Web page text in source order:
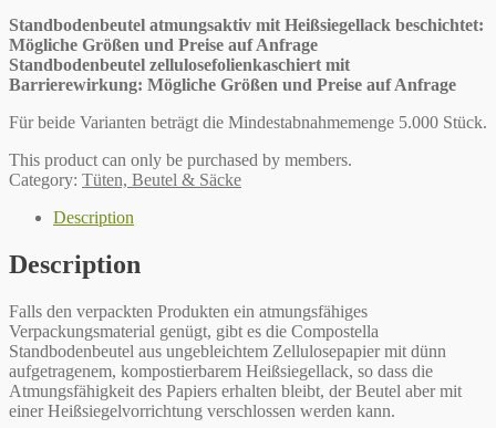
Standbodenbeutel atmungsaktiv mit Heißsiegellack beschichtet:
Mögliche Größen und Preise auf Anfrage
Standbodenbeutel zellulosefolienkaschiert mit
Barrierewirkung: Mögliche Größen und Preise auf Anfrage
Für beide Varianten beträgt die Mindestabnahmemenge 5.000 Stück.
This product can only be purchased by members.
Category: Tüten, Beutel & Säcke
Description
Description
Falls den verpackten Produkten ein atmungsfähiges
Verpackungsmaterial genügt, gibt es die Compostella
Standbodenbeutel aus ungebleichtem Zellulosepapier mit dünn
aufgetragenem, kompostierbarem Heißsiegellack, so dass die
Atmungsfähigkeit des Papiers erhalten bleibt, der Beutel aber mit
einer Heißsiegelvorrichtung verschlossen werden kann.